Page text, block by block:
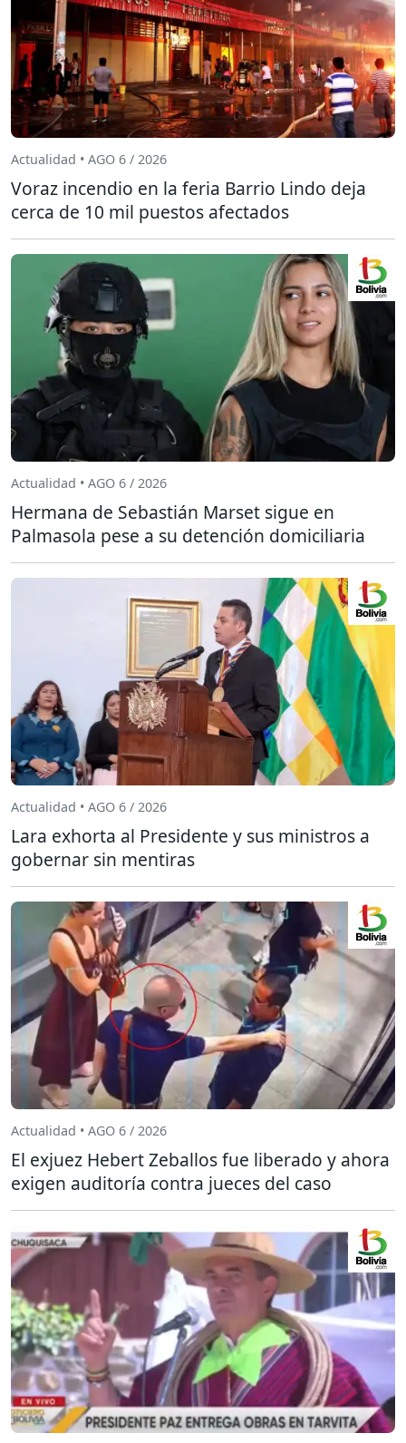
Actualidad • AGO 6 / 2026
Voraz incendio en la feria Barrio Lindo deja
cerca de 10 mil puestos afectados
Actualidad • AGO 6 / 2026
Hermana de Sebastián Marset sigue en
Palmasola pese a su detención domiciliaria
Actualidad • AGO 6 / 2026
Lara exhorta al Presidente y sus ministros a
gobernar sin mentiras
Actualidad • AGO 6 / 2026
El exjuez Hebert Zeballos fue liberado y ahora
exigen auditoría contra jueces del caso